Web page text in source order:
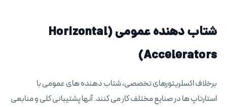
شتاب دهنده عمومی (Horizontal
Accelerators)
برخلاف اکسلریتورهای تخصصی، شتاب دهنده های عمومی با
استارتاپ ها در صنایع مختلف کار می کنند. آنها پشتیبانی کلی و منابعی